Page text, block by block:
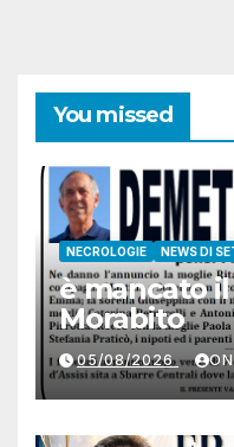
You missed
NECROLOGIE NEWS DI
è mancato
Morabito
05/08/2026